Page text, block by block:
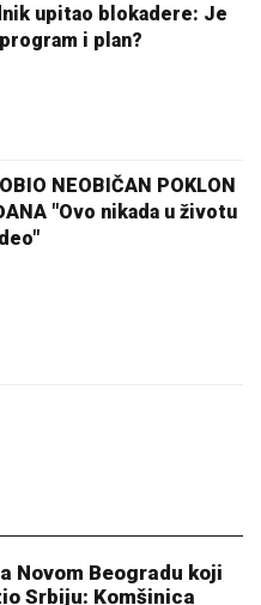
upitao blokadere: Je
i plan?
NEOBIČAN POKLON
"Ovo nikada u životu
Novom Beogradu koji
Srbiju: Komšinica